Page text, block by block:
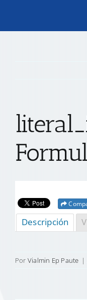
TRANSPARENCIA
CONTACTO
Descripción
Por Vialmin Ep Paute |